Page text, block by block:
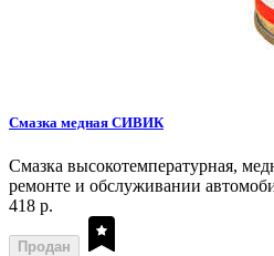
Смазка медная СИВИК
Смазка высокотемпературная,
ремонте и обслуживании
418 р.
Продан